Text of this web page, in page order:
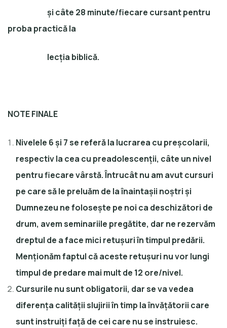
și câte 28 minute/fiecare cursant pentru
proba practică la
lecția biblică.
NOTE FINALE
Nivelele 6 și 7 se referă la lucrarea cu preșcolarii,
respectiv la cea cu preadolescenții, câte un nivel
pentru fiecare vârstă. Întrucât nu am avut cursuri
pe care să le preluăm de la înaintașii noștri și
Dumnezeu ne folosește pe noi ca deschizători de
drum, avem seminariile pregătite, dar ne rezervăm
dreptul de a face mici retușuri în timpul predării.
Menționăm faptul că aceste retușuri nu vor lungi
timpul de predare mai mult de 12 ore/nivel.
Cursurile nu sunt obligatorii, dar se va vedea
diferența calității slujirii în timp la învățătorii care
sunt instruiți față de cei care nu se instruiesc.